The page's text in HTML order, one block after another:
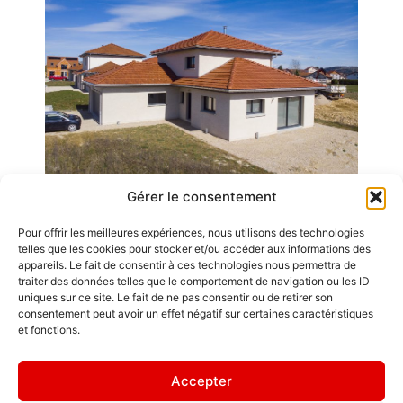
Gérer le consentement
Pour offrir les meilleures expériences, nous utilisons des technologies
telles que les cookies pour stocker et/ou accéder aux informations des
appareils. Le fait de consentir à ces technologies nous permettra de
traiter des données telles que le comportement de navigation ou les ID
uniques sur ce site. Le fait de ne pas consentir ou de retirer son
consentement peut avoir un effet négatif sur certaines caractéristiques
et fonctions.
Accepter
Emplois
Contact / Accès
Mentions légales
les pierres qui
bâtissent la
GDL Construction
6, Rue des